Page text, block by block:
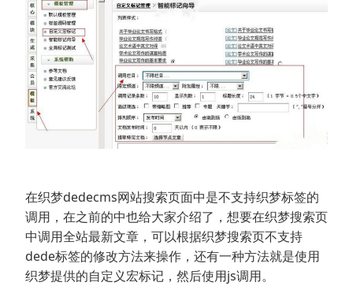
在织梦dedecms网站搜索页面中是不支持织梦标签的
调用，在之前的中也给大家介绍了，想要在织梦搜索页
中调用全站最新文章，可以根据织梦搜索页不支持
dede标签的修改方法来操作，还有一种方法就是使用
织梦提供的自定义宏标记，然后使用js调用。